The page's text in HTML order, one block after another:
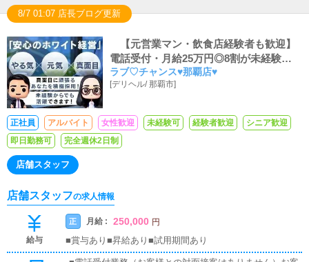
8/7 01:07 店長ブログ更新
【元営業マン・飲食店経験者も歓迎】
電話受付・月給25万円◎8割が未経験で入
社！スピード出世あり
ラブ♡チャンス♥那覇店♥
[デリヘル/那覇市]
正社員 アルバイト 女性歓迎 未経験可 経験者歓迎
シニア歓迎
即日勤務可
完全週休2日制
店舗スタッフ
店舗スタッフの求人情報
給与
正 月給 : 250,000 円
■賞与あり■昇給あり■試用期間あり